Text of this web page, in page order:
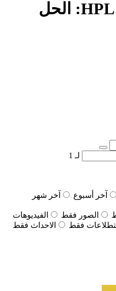
قواطيع حمامات HPL: الحل
لـ 1
آخر أسبوع
آخر شهر
الصور فقط
الفيديوهات
فقط الاحداث فقط